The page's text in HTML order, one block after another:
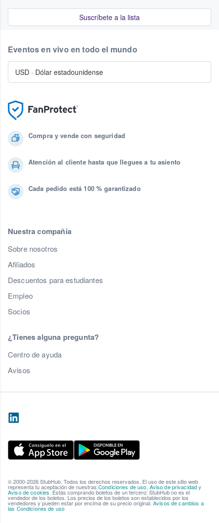
Suscríbete a la lista
Compra y vende con seguridad
Atención al cliente hasta que llegues a tu asiento
Cada pedido está 100 % garantizado
Nuestra compañía
Sobre nosotros
Afiliados
Descuentos para estudiantes
Empleo
Socios
¿Tienes alguna pregunta?
Centro de ayuda
Avisos
Eventos en vivo en todo el mundo
USD · Dólar estadounidense
© 2000-2026 StubHub. Todos los derechos reservados. El uso de este sitio web
representa tu aceptación de nuestras Condiciones de uso Aviso de privacidady
Aviso de cookies. Estás comprando boletos de un tercero; StubHub no es el
vendedor de los boletos. Los precios de los boletos son establecidos por los
vendedores y pueden estar por encima de su precio original. Avisos de cambios a
las Condiciones de uso